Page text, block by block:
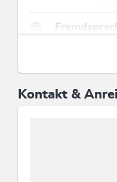
Französisch,
Kontakt &